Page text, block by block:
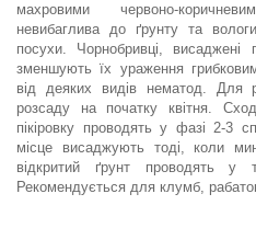
махровими червоно-
невибаглива до ґрунту та
посухи. Чорнобривці, висаджені
зменшують їх ураження
від деяких видів нематод. Для
розсаду на початку квітня.
пікіровку проводять у фазі 2-3
місце висаджують тоді, коли
відкритий ґрунт проводять
Рекомендується для клумб,